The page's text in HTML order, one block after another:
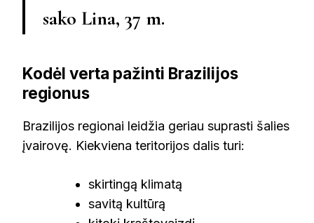
sako Lina, 37 m.
Kodėl verta pažinti Brazilijos
regionus
Brazilijos regionai leidžia geriau suprasti šalies
įvairovę. Kiekviena teritorijos dalis turi:
skirtingą klimatą
savitą kultūrą